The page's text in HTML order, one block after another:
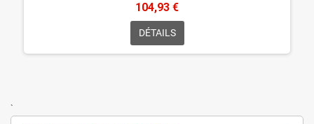
`
104,93 €
DÉTAILS